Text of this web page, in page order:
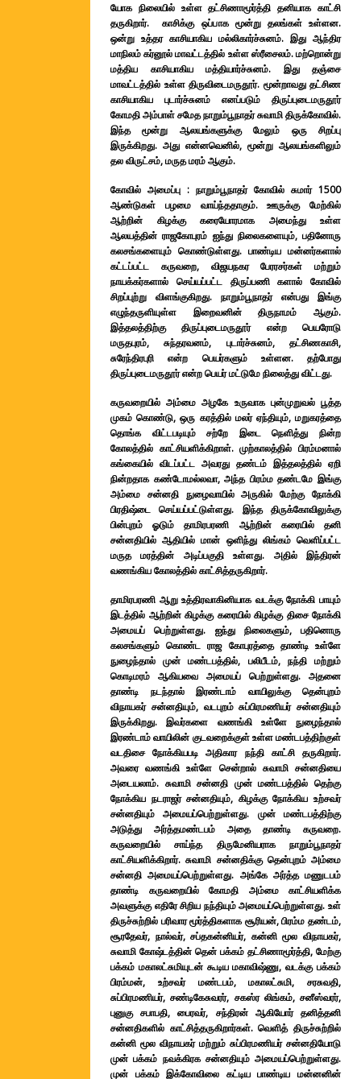
யோக நிலையில் உள்ள தட்சிணாமூர்த்தி தனியாக காட்சி
தருகிறார். காசிக்கு ஒப்பாக மூன்று தலங்கள் உள்ளன.
ஒன்று உத்தர காசியாகிய மல்லிகார்ச்சுனம். இது ஆந்திர
மாநிலம் கர்னூல் மாவட்டத்தில் உள்ள ஸ்ரீசைலம். மற்றொன்று
மத்திய காசியாகிய மத்தியார்ச்சுனம். இது தஞ்சை
மாவட்டத்தில் உள்ள திருவிடைமருதூர். மூன்றாவது தட்சிண
காசியாகிய புடார்ச்சுனம் எனப்படும் திருப்புடைமருதூர்
கோமதி அம்பாள் சமேத நாறும்பூநாதர் சுவாமி திருக்கோவில்.
இந்த மூன்று ஆலயங்களுக்கு மேலும் ஒரு சிறப்பு
இருக்கிறது. அது என்னவெனில், மூன்று ஆலயங்களிலும்
தல விருட்சம், மருத மரம் ஆகும்.
கோவில் அமைப்பு : நாறும்பூநாதர் கோவில் சுமார் 1500
ஆண்டுகள் பழமை வாய்ந்ததாகும். ஊருக்கு மேற்கில்
ஆற்றின் கிழக்கு கரையோரமாக அமைந்து உள்ள
ஆலயத்தின் ராஜகோபுரம் ஐந்து நிலைகளையும், பதினோரு
கலசங்களையும் கொண்டுள்ளது. பாண்டிய மன்னர்களால்
கட்டப்பட்ட கருவறை, விஜயநகர பேரரசர்கள் மற்றும்
நாயக்கர்களால் செய்யப்பட்ட திருப்பணி களால் கோவில்
சிறப்புற்று விளங்குகிறது. நாறும்பூநாதர் என்பது இங்கு
எழுந்தருளியுள்ள இறைவனின் திருநாமம் ஆகும்.
இத்தலத்திற்கு திருப்புடைமருதூர் என்ற பெயரோடு
மருதபுரம், சுந்தரவனம், புடார்ச்சுனம், தட்சிணகாசி,
சுரேந்திரபுரி என்ற பெயர்களும் உள்ளன. தற்போது
திருப்புடைமருதூர் என்ற பெயர் மட்டுமே நிலைத்து விட்டது.
கருவறையில் அம்மை அழகே உருவாக புன்முறுவல் பூத்த
முகம் கொண்டு, ஒரு கரத்தில் மலர் ஏந்தியும், மறுகரத்தை
தொங்க விட்டபடியும் சற்றே இடை நெளித்து நின்ற
கோலத்தில் காட்சியளிக்கிறாள். முற்காலத்தில் பிரம்மனால்
கங்கையில் விடப்பட்ட அவரது தண்டம் இத்தலத்தில் ஏறி
நின்றதாக கண்டோமல்லவா, அந்த பிரம்ம தண்டமே இங்கு
அம்மை சன்னதி நுழைவாயில் அருகில் மேற்கு நோக்கி
பிரதிஷ்டை செய்யப்பட்டுள்ளது. இந்த திருக்கோவிலுக்கு
பின்புறம் ஓடும் தாமிரபரணி ஆற்றின் கரையில் தனி
சன்னதியில் ஆதியில் மான் ஒளிந்து லிங்கம் வெளிப்பட்ட
மருத மரத்தின் அடிப்பகுதி உள்ளது. அதில் இந்திரன்
வணங்கிய கோலத்தில் காட்சித்தருகிறார்.
தாமிரபரணி ஆறு உத்திரவாகினியாக வடக்கு நோக்கி பாயும்
இடத்தில் ஆற்றின் கிழக்கு கரையில் கிழக்கு திசை நோக்கி
அமையப் பெற்றுள்ளது. ஐந்து நிலைகளும், பதினொரு
கலசங்களும் கொண்ட ராஜ கோபுரத்தை தாண்டி உள்ளே
நுழைந்தால் முன் மண்டபத்தில், பலிபீடம், நந்தி மற்றும்
கொடிமரம் ஆகியவை அமையப் பெற்றுள்ளது. அதனை
தாண்டி நடந்தால் இரண்டாம் வாயிலுக்கு தென்புறம்
விநாயகர் சன்னதியும், வடபுறம் சுப்பிரமணியர் சன்னதியும்
இருக்கிறது. இவர்களை வணங்கி உள்ளே நுழைந்தால்
இரண்டாம் வாயிலின் குடவறைக்குள் உள்ள மண்டபத்திற்குள்
வடதிசை நோக்கியபடி அதிகார நந்தி காட்சி தருகிறார்.
அவரை வணங்கி உள்ளே சென்றால் சுவாமி சன்னதியை
அடையலாம். சுவாமி சன்னதி முன் மண்டபத்தில் தெற்கு
நோக்கிய நடராஜர் சன்னதியும், கிழக்கு நோக்கிய உற்சவர்
சன்னதியும் அமையப்பெற்றுள்ளது. முன் மண்டபத்திற்கு
அடுத்து அர்த்தமண்டபம் அதை தாண்டி கருவறை.
கருவறையில் சாய்ந்த திருமேனியராக நாறும்பூநாதர்
காட்சியளிக்கிறார். சுவாமி சன்னதிக்கு தென்புறம் அம்மை
சன்னதி அமையப்பெற்றுள்ளது. அங்கே அர்த்த மணுடபம்
தாண்டி கருவறையில் கோமதி அம்மை காட்சியளிக்க
அவளுக்கு எதிரே சிறிய நந்தியும் அமையப்பெற்றுள்ளது. உள்
திருச்சுற்றில் பரிவார மூர்த்திகளாக சூரியன், பிரம்ம தண்டம்,
சூரதேவர், நால்வர், சப்தகன்னியர், கன்னி மூல விநாயகர்,
சுவாமி கோஷ்டத்தின் தென் பக்கம் தட்சிணாமூர்த்தி, மேற்கு
பக்கம் மகாலட்சுமியுடன் கூடிய மகாவிஷ்ணு, வடக்கு பக்கம்
பிரம்மன், உற்சவர் மண்டபம், மகாலட்சுமி, சரசுவதி,
சுப்பிரமணியர், சண்டிகேசுவரர், சகஸ்ர லிங்கம், சனீஸ்வரர்,
புனுகு சபாபதி, பைரவர், சந்திரன் ஆகியோர் தனித்தனி
சன்னதிகளில் காட்சித்தருகிறார்கள். வெளித் திருச்சுற்றில்
கன்னி மூல விநாயகர் மற்றும் சுப்பிரமணியர் சன்னதியோடு
முன் பக்கம் நவக்கிரக சன்னதியும் அமையப்பெற்றுள்ளது.
முன் பக்கம் இக்கோவிலை கட்டிய பாண்டிய மன்னனின்